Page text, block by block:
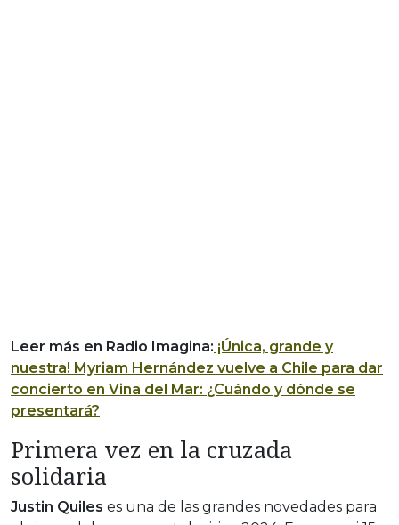
Leer más en Radio Imagina: ¡Única, grande y
nuestra! Myriam Hernández vuelve a Chile para dar
concierto en Viña del Mar: ¿Cuándo y dónde se
presentará?
Primera vez en la cruzada
solidaria
Justin Quiles es una de las grandes novedades para